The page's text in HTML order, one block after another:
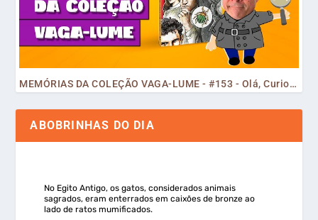
MEMÓRIAS DA COLEÇÃO VAGA-LUME - #153 - Olá, Curiosos! 2023
ABOBRINHAS DO DIA
No Egito Antigo, os gatos, considerados animais
sagrados, eram enterrados em caixões de bronze ao
lado de ratos mumificados.